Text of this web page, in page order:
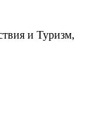
и Туризм,